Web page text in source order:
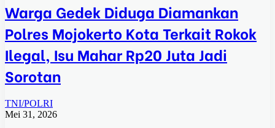
Warga Gedek Diduga Diamankan
Polres Mojokerto Kota Terkait Rokok
Ilegal, Isu Mahar Rp20 Juta Jadi
Sorotan
TNI/POLRI
Mei 31, 2026